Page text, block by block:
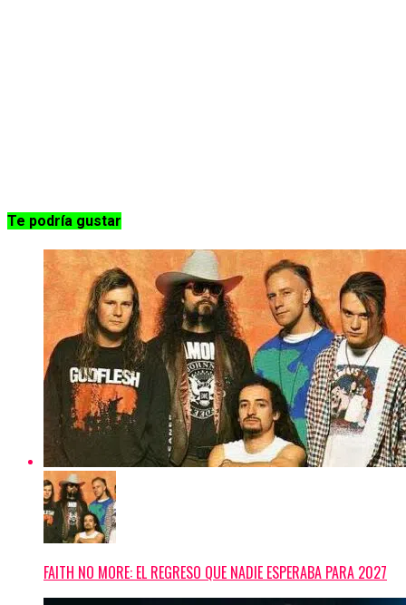
Te podría gustar
FAITH NO MORE: EL REGRESO QUE NADIE ESPERABA PARA 2027